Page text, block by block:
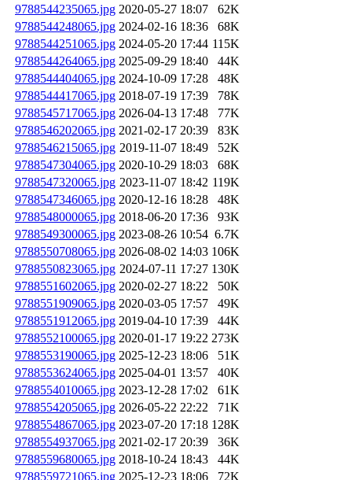
9788544235065.jpg 2020-05-27 18:07
62K
9788544248065.jpg 2024-02-16 18:36
68K
9788544251065.jpg 2024-05-20 17:44 115K
9788544264065.jpg 2025-09-29 18:40
44K
9788544404065.jpg 2024-10-09 17:28
48K
9788544417065.jpg 2018-07-19 17:39
78K
9788545717065.jpg 2026-04-13 17:48
77K
9788546202065.jpg 2021-02-17 20:39
83K
9788546215065.jpg 2019-11-07 18:49
52K
9788547304065.jpg 2020-10-29 18:03
68K
9788547320065.jpg 2023-11-07 18:42 119K
9788547346065.jpg 2020-12-16 18:28
48K
9788548000065.jpg 2018-06-20 17:36
93K
9788549300065.jpg 2023-08-26 10:54 6.7K
9788550708065.jpg 2026-08-02 14:03 106K
9788550823065.jpg 2024-07-11 17:27 130K
9788551602065.jpg 2020-02-27 18:22
50K
9788551909065.jpg 2020-03-05 17:57
49K
9788551912065.jpg 2019-04-10 17:39
44K
9788552100065.jpg 2020-01-17 19:22 273K
9788553190065.jpg 2025-12-23 18:06
51K
9788553624065.jpg 2025-04-01 13:57
40K
9788554010065.jpg 2023-12-28 17:02
61K
9788554205065.jpg 2026-05-22 22:22
71K
9788554867065.jpg 2023-07-20 17:18 128K
9788554937065.jpg 2021-02-17 20:39
36K
9788559680065.jpg 2018-10-24 18:43
44K
9788559721065.jpg 2025-12-23 18:06
72K